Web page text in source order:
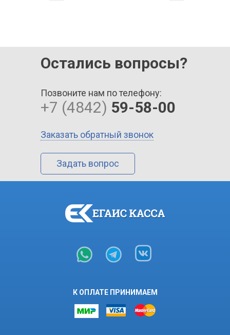
Остались вопросы?
Позвоните нам по телефону:
+7 (4842) 59-58-00
Заказать обратный звонок
Задать вопрос
К ОПЛАТЕ ПРИНИМАЕМ